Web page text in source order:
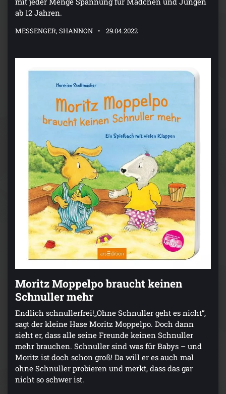
ab 12 Jahren.
MESSENGER, SHANNON 29.04.2022
Moritz Moppelpo braucht keinen
Schnuller mehr
Endlich schnullerfrei!„Ohne Schnuller geht es nicht“,
sagt der kleine Hase Moritz Moppelpo. Doch dann
sieht er, dass alle seine Freunde keinen Schnuller
mehr brauchen. Schnuller sind was für Babys – und
Moritz ist doch schon groß! Da will er es auch mal
ohne Schnuller probieren und merkt, dass das gar
nicht so schwer ist.